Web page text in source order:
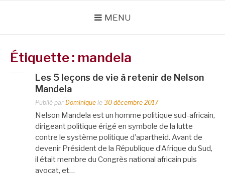
MENU
Étiquette : mandela
Les 5 leçons de vie à retenir de Nelson
Mandela
Publié par Dominique le 30 décembre 2017
Nelson Mandela est un homme politique sud-africain,
dirigeant politique érigé en symbole de la lutte
contre le système politique d’apartheid. Avant de
devenir Président de la République d’Afrique du Sud,
il était membre du Congrès national africain puis
avocat, et…